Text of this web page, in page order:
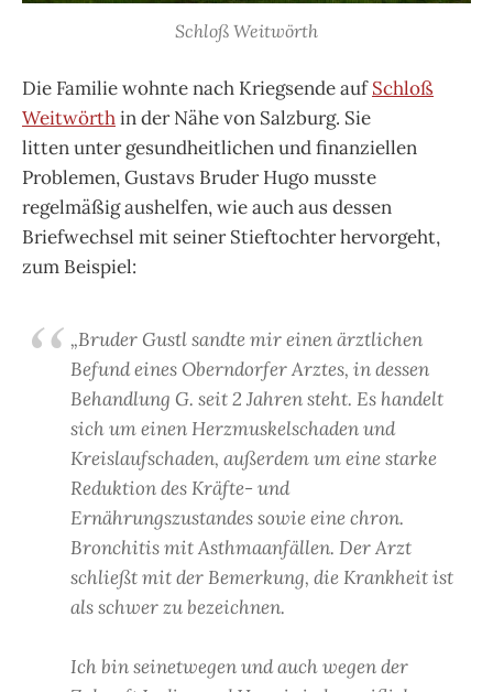
Schloß Weitwörth
Die Familie wohnte nach Kriegsende aufSchloß
Weitwörthin der Nähe von Salzburg. Sie
litten unter gesundheitlichen und finanziellen
Problemen, Gustavs Bruder Hugo musste
regelmäßig aushelfen, wie auch aus dessen
Briefwechsel mit seiner Stieftochter hervorgeht,
zum Beispiel:
„Bruder Gustl sandte mir einen ärztlichen
Befund eines Oberndorfer Arztes, in dessen
Behandlung G. seit 2 Jahren steht. Es handelt
sich um einen Herzmuskelschaden und
Kreislaufschaden, außerdem um eine starke
Reduktion des Kräfte- und
Ernährungszustandes sowie eine chron.
Bronchitis mit Asthmaanfällen. Der Arzt
schließt mit der Bemerkung, die Krankheit ist
als schwer zu bezeichnen.
Ich bin seinetwegen und auch wegen der